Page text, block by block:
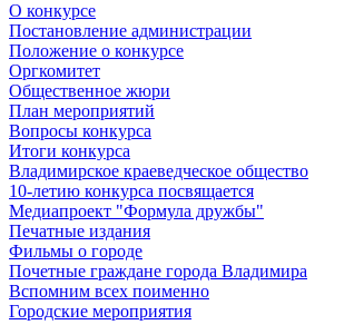
О конкурсе
Постановление администрации
Положение о конкурсе
Оргкомитет
Общественное жюри
План мероприятий
Вопросы конкурса
Итоги конкурса
Владимирское краеведческое общество
10-летию конкурса посвящается
Медиапроект "Формула дружбы"
Печатные издания
Фильмы о городе
Почетные граждане города Владимира
Вспомним всех поименно
Городские мероприятия